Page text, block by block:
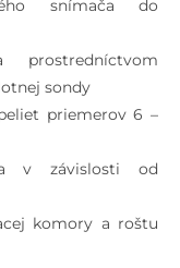
snímača do
prostredníctvom
sondy
priemerov 6 –
v závislosti od
komory a roštu